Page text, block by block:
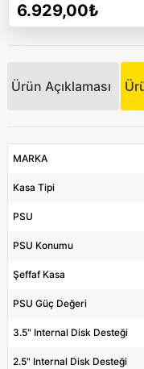
6.929,00₺
Ürün Açıklaması
MARKA
Kasa Tipi
PSU
PSU Konumu
Şeffaf Kasa
PSU Güç Değeri
3.5" Internal Disk Desteği
2.5" Internal Disk Desteği